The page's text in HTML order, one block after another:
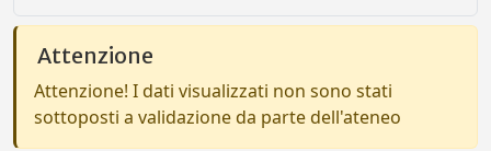
Attenzione
Attenzione! I dati visualizzati non sono stati
sottoposti a validazione da parte dell'ateneo